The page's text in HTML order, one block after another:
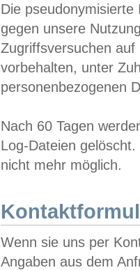
Die
gegen unsere
Zugriffsversuchen
vorbehalten, unter
personenbezogenen
Nach 60 Tagen
Log-Dateien
nicht mehr möglich.
Wenn sie uns per
Angaben aus dem